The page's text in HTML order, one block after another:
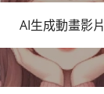
AI生成動畫影片